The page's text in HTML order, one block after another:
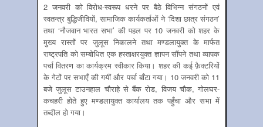
2 जनवरी को विरोध-स्वरूप धरने पर बैठे विभिन्न संगठनों एवं
स्वतन्त्र बुद्धिजीवियों, सामाजिक कार्यकर्ताओं ने ‘दिशा छात्र संगठन’
तथा ‘नौजवान भारत सभा’ की पहल पर 10 जनवरी को शहर के
मुख्य रास्तों पर जुलूस निकालने तथा मण्डलायुक्त के मार्फत
राष्ट्रपति को सम्बोधित एक हस्ताक्षरयुक्त ज्ञापन सौंपने तथा व्यापक
पर्चा वितरण का कार्यक्रम स्वीकार किया। शहर की कई फ़ैक्टरियों
के गेटों पर सभाएँ की गयीं और पर्चा बाँटा गया। 10 जनवरी को 11
बजे जुलूस टाउनहाल चौराहे से बैंक रोड, विजय चौक, गोलघर-
कचहरी होते हुए मण्डलायुक्त कार्यालय तक पहुँचा और सभा में
तब्दील हो गया।